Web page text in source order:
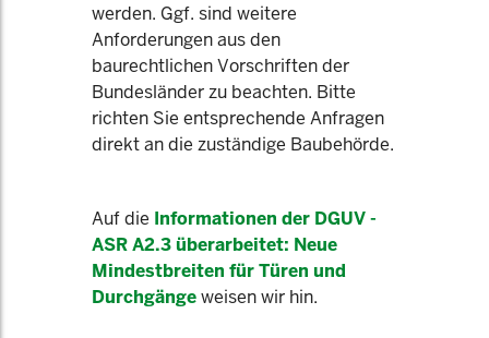
werden. Ggf. sind weitere
Anforderungen aus den
baurechtlichen Vorschriften der
Bundesländer zu beachten. Bitte
richten Sie entsprechende Anfragen
direkt an die zuständige Baubehörde.
Auf die Informationen der DGUV -
ASR A2.3 überarbeitet: Neue
Mindestbreiten für Türen und
Durchgängeweisen wir hin.